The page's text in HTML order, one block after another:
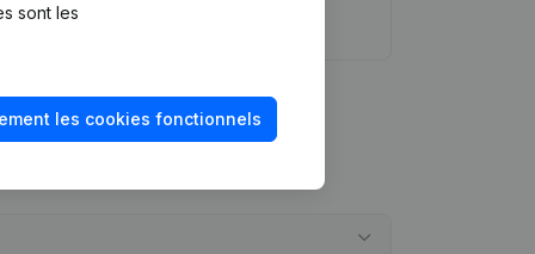
sont les
les cookies fonctionnels